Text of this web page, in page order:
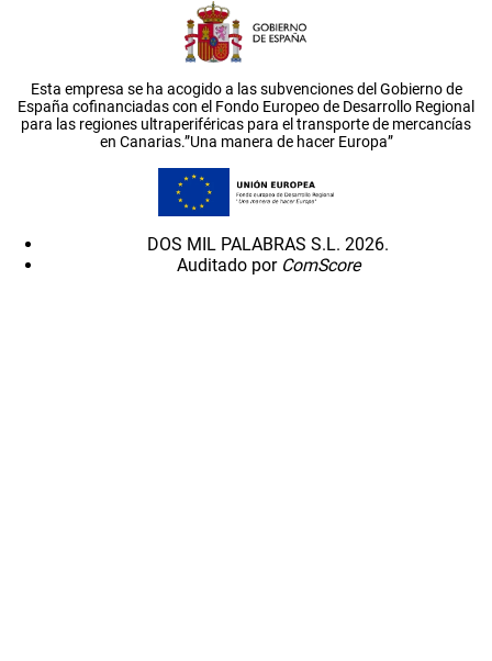
Esta empresa se ha acogido a las subvenciones del Gobierno de
España cofinanciadas con el Fondo Europeo de Desarrollo Regional
para las regiones ultraperiféricas para el transporte de mercancías
en Canarias.”Una manera de hacer Europa”
DOS MIL PALABRAS S.L. 2026.
Auditado por ComScore